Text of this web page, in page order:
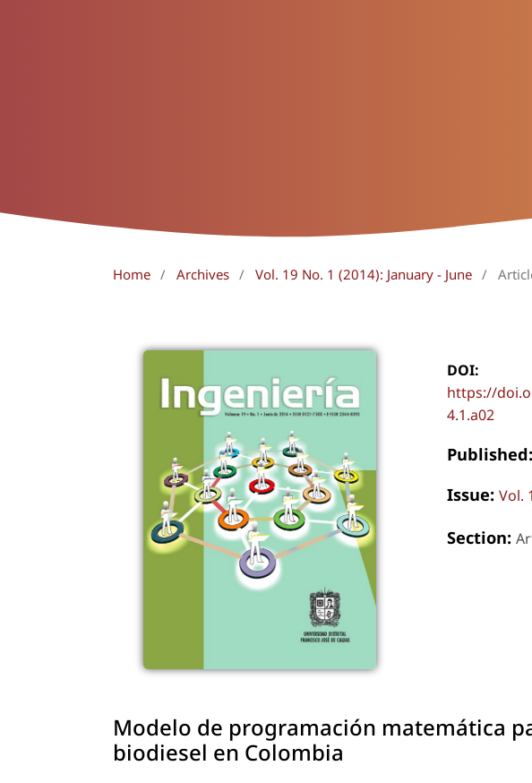
Home / Archives / Vol. 19 No. 1 (2014): January - June /
DOI:
https://
4.1.a02
Published:
Issue: Vol.
Section:
Modelo de programación matemática
biodiesel en Colombia